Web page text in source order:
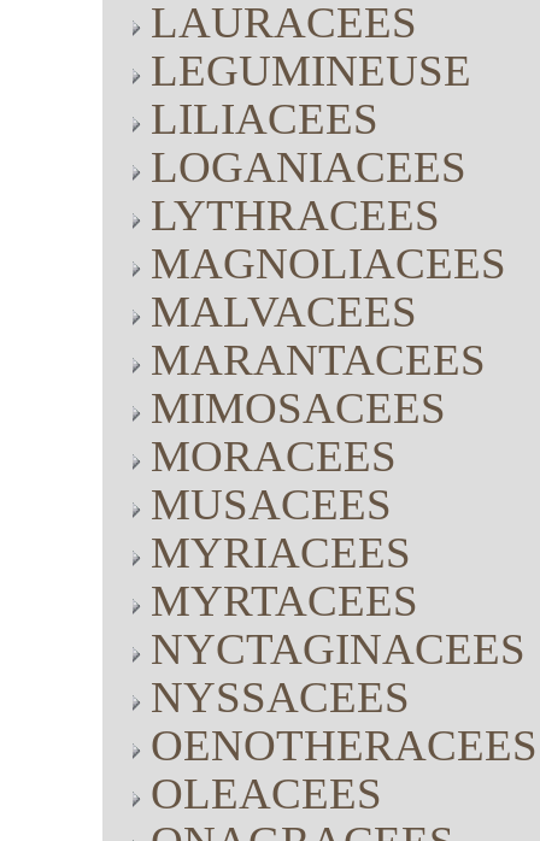
LAURACEES
LEGUMINEUSE
LILIACEES
LOGANIACEES
LYTHRACEES
MAGNOLIACEES
MALVACEES
MARANTACEES
MIMOSACEES
MORACEES
MUSACEES
MYRIACEES
MYRTACEES
NYCTAGINACEES
NYSSACEES
OENOTHERACEES
OLEACEES